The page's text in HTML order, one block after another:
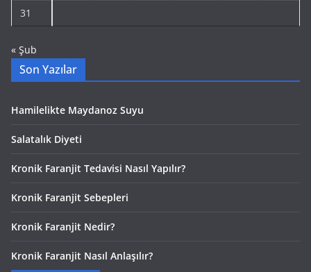
31
« Şub
Son Yazılar
Hamilelikte Maydanoz Suyu
Salatalık Diyeti
Kronik Faranjit Tedavisi Nasıl Yapılır?
Kronik Faranjit Sebepleri
Kronik Faranjit Nedir?
Kronik Faranjit Nasıl Anlaşılır?